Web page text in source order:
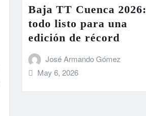
Baja TT Cuenca 2026:
todo listo para una
edición de récord
José Armando Gómez
May 6, 2026